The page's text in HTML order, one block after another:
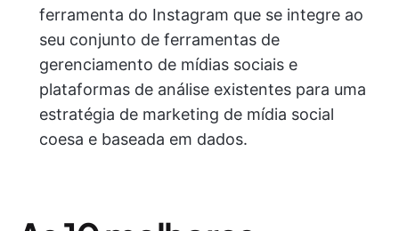
ferramenta do Instagram que se integre ao
seu conjunto de ferramentas de
gerenciamento de mídias sociais e
plataformas de análise existentes para uma
estratégia de marketing de mídia social
coesa e baseada em dados.